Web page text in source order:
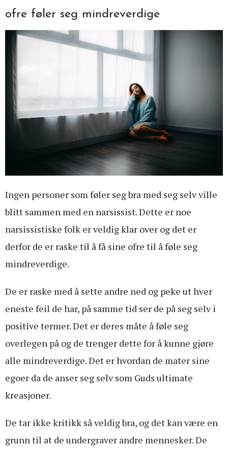
ofre føler seg mindreverdige
Ingen personer som føler seg bra med seg selv ville
blitt sammen med en narsissist. Dette er noe
narsissistiske folk er veldig klar over og det er
derfor de er raske til å få sine ofre til å føle seg
mindreverdige.
De er raske med å sette andre ned og peke ut hver
eneste feil de har, på samme tid ser de på seg selv i
positive termer. Det er deres måte å føle seg
overlegen på og de trenger dette for å kunne gjøre
alle mindreverdige. Det er hvordan de mater sine
egoer da de anser seg selv som Guds ultimate
kreasjoner.
De tar ikke kritikk så veldig bra, og det kan være en
grunn til at de undergraver andre mennesker. De